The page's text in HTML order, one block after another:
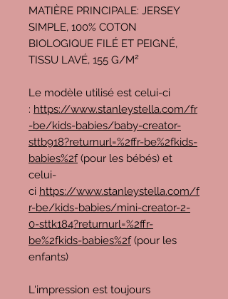
MATIÈRE PRINCIPALE: JERSEY
SIMPLE, 100% COTON
BIOLOGIQUE FILÉ ET PEIGNÉ,
TISSU LAVÉ, 155 G/M²
Le modèle utilisé est celui-ci
: https://www.stanleystella.com/fr
-be/kids-babies/baby-creator-
sttb918?returnurl=%2ffr-be%2fkids-
babies%2f(pour les bébés) et
celui-
ci https://www.stanleystella.com/f
r-be/kids-babies/mini-creator-2-
0-sttk184?returnurl=%2ffr-
be%2fkids-babies%2f(pour les
enfants)
L'impression est toujours